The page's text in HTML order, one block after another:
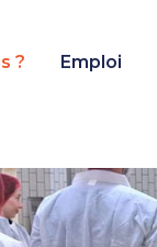
? Emploi